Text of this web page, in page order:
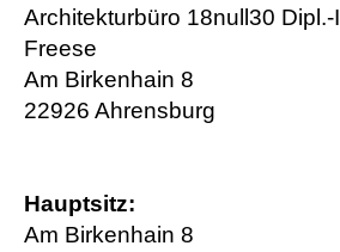
Architekturbüro 18null30
Freese
Am Birkenhain 8
22926 Ahrensburg
Hauptsitz:
Am Birkenhain 8